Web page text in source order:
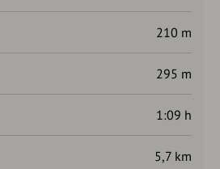
210 m
295 m
1:09 h
5,7 km